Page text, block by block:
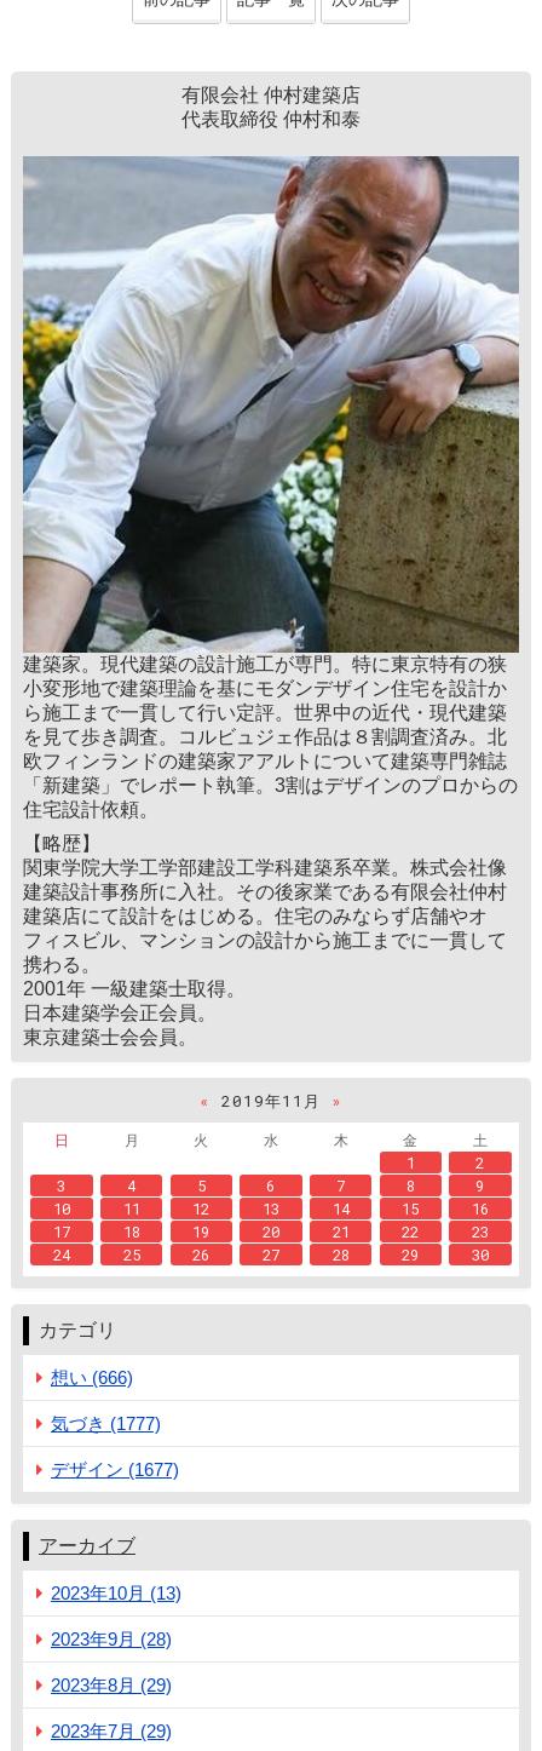
有限会社 仲村建築店
代表取締役 仲村和泰
建築家。現代建築の設計施工が専門。特に東京特有の狭
小変形地で建築理論を基にモダンデザイン住宅を設計か
ら施工まで一貫して行い定評。世界中の近代・現代建築
を見て歩き調査。コルビュジェ作品は８割調査済み。北
欧フィンランドの建築家アアルトについて建築専門雑誌
「新建築」でレポート執筆。3割はデザインのプロからの
住宅設計依頼。
【略歴】
関東学院大学工学部建設工学科建築系卒業。株式会社像
建築設計事務所に入社。その後家業である有限会社仲村
建築店にて設計をはじめる。住宅のみならず店舗やオ
フィスビル、マンションの設計から施工までに一貫して
携わる。
2001年 一級建築士取得。
日本建築学会正会員。
東京建築士会会員。
« 2019年11月
»
日
月 火 水 木 金
土
1
2
3
4 5 6 7 8
9
10
11 12 13 14 15
16
17
18 19 20 21 22
23
24
25 26 27 28 29 30
カテゴリ
想い (666)
気づき (1777)
デザイン (1677)
アーカイブ
2023年10月 (13)
2023年9月 (28)
2023年8月 (29)
2023年7月 (29)